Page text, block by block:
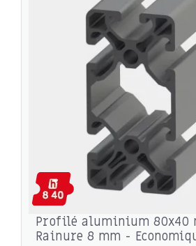
Profilé aluminium 80x40
Rainure 8 mm -